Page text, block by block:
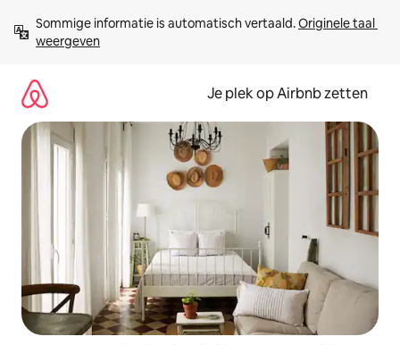
direct
naar
Sommige informatie is automatisch vertaald. Originele taal
weergeven
Je plek op Airbnb zetten